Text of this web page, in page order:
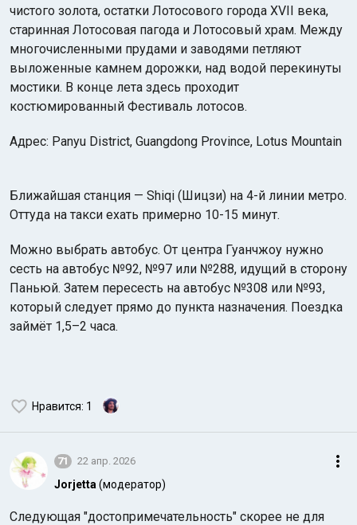
чистого золота, остатки Лотосового города XVII века,
старинная Лотосовая пагода и Лотосовый храм. Между
многочисленными прудами и заводями петляют
выложенные камнем дорожки, над водой перекинуты
мостики. В конце лета здесь проходит
костюмированный Фестиваль лотосов.
Адрес: Panyu District, Guangdong Province, Lotus Mountain
Ближайшая станция — Shiqi (Шицзи) на 4-й линии метро.
Оттуда на такси ехать примерно 10-15 минут.
Можно выбрать автобус. От центра Гуанчжоу нужно
сесть на автобус №92, №97 или №288, идущий в сторону
Паньюй. Затем пересесть на автобус №308 или №93,
который следует прямо до пункта назначения. Поездка
займёт 1,5–2 часа.
Нравится: 1
71 22 апр. 2026
Jorjetta (модератор)
Следующая "достопримечательность" скорее не для